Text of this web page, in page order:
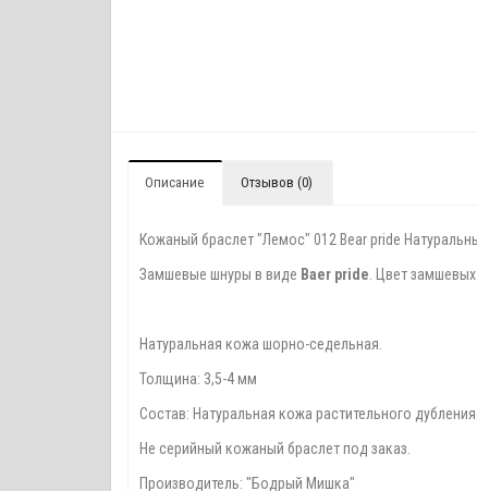
Описание Отзывов (0)
Кожаный браслет "Лемос" 012 Bear pride
Замшевые шнуры в виде Baer pride . Цвет
Натуральная кожа шорно-седельная.
Толщина: 3,5-4 мм
Состав: Натуральная кожа растительного дубления.
Не серийный кожаный браслет под заказ.
Производитель: "Бодрый Мишка"